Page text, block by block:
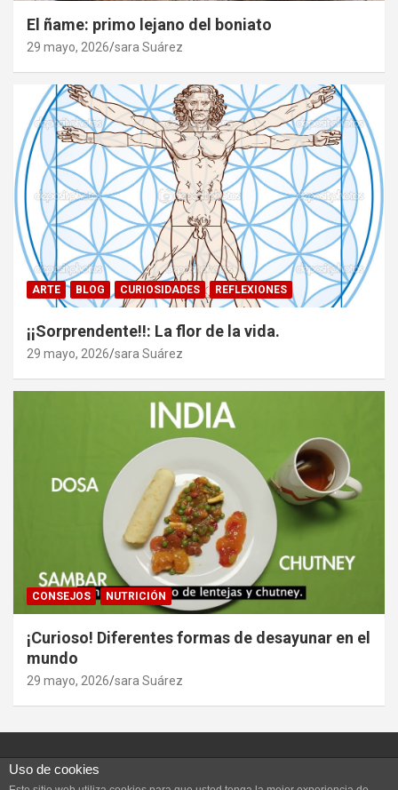
El ñame: primo lejano del boniato
29 mayo, 2026 sara Suárez
ARTE BLOG CURIOSIDADES REFLEXIONES
¡¡Sorprendente!!: La flor de la vida.
29 mayo, 2026 sara Suárez
CONSEJOS NUTRICIÓN
¡Curioso! Diferentes formas de desayunar en el
mundo
29 mayo, 2026 sara Suárez
Uso de cookies